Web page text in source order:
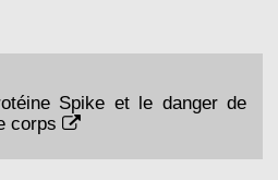
Spike et le danger de
corps